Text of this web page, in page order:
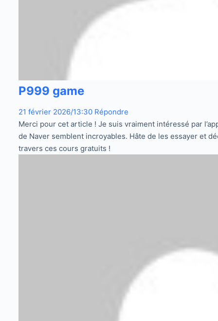
P999 game
21 février 2026/13:30 Répondre
Merci pour cet article ! Je suis vraiment intéressé par
de Naver semblent incroyables. Hâte de les essayer et
travers ces cours gratuits !